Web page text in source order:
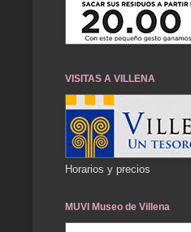
VISITAS A VILLENA
Horarios y precios
MUVI Museo de Villena